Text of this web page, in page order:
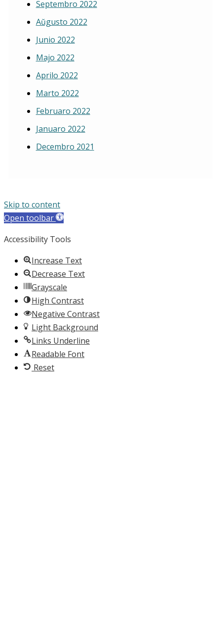
Septembro 2022
Aŭgusto 2022
Junio 2022
Majo 2022
Aprilo 2022
Marto 2022
Februaro 2022
Januaro 2022
Decembro 2021
Skip to content
Open toolbar
Accessibility Tools
Increase Text
Decrease Text
Grayscale
High Contrast
Negative Contrast
Light Background
Links Underline
Readable Font
Reset